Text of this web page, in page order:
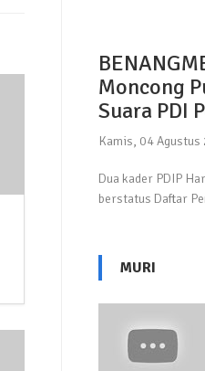
Moncong
Suara PDI
Kamis, 04
Dua kader PDIP
berstatus Daftar
MURI